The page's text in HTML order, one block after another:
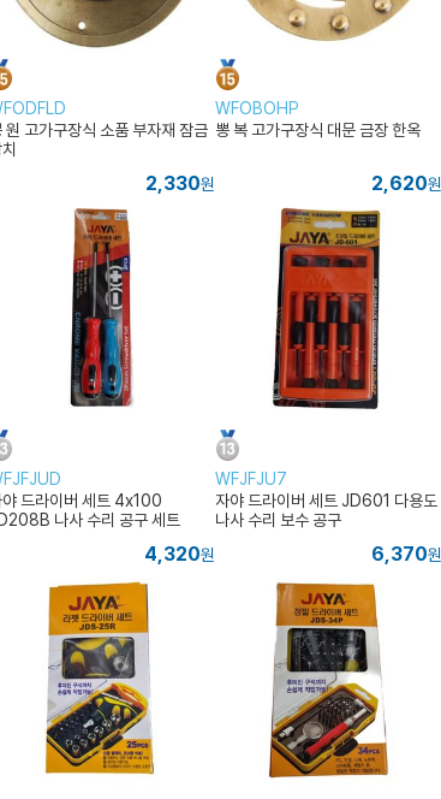
원 고가구장식 소품 부자재 잠금
2,330원
WFOBOHP
뽕 복 고가구장식 대문 금장 한옥
2,620원
야 드라이버 세트 4x100
나사 수리 공구 세트
4,320원
WFJFJU7
자야 드라이버 세트 JD601 다용도
나사 수리 보수 공구
6,370원